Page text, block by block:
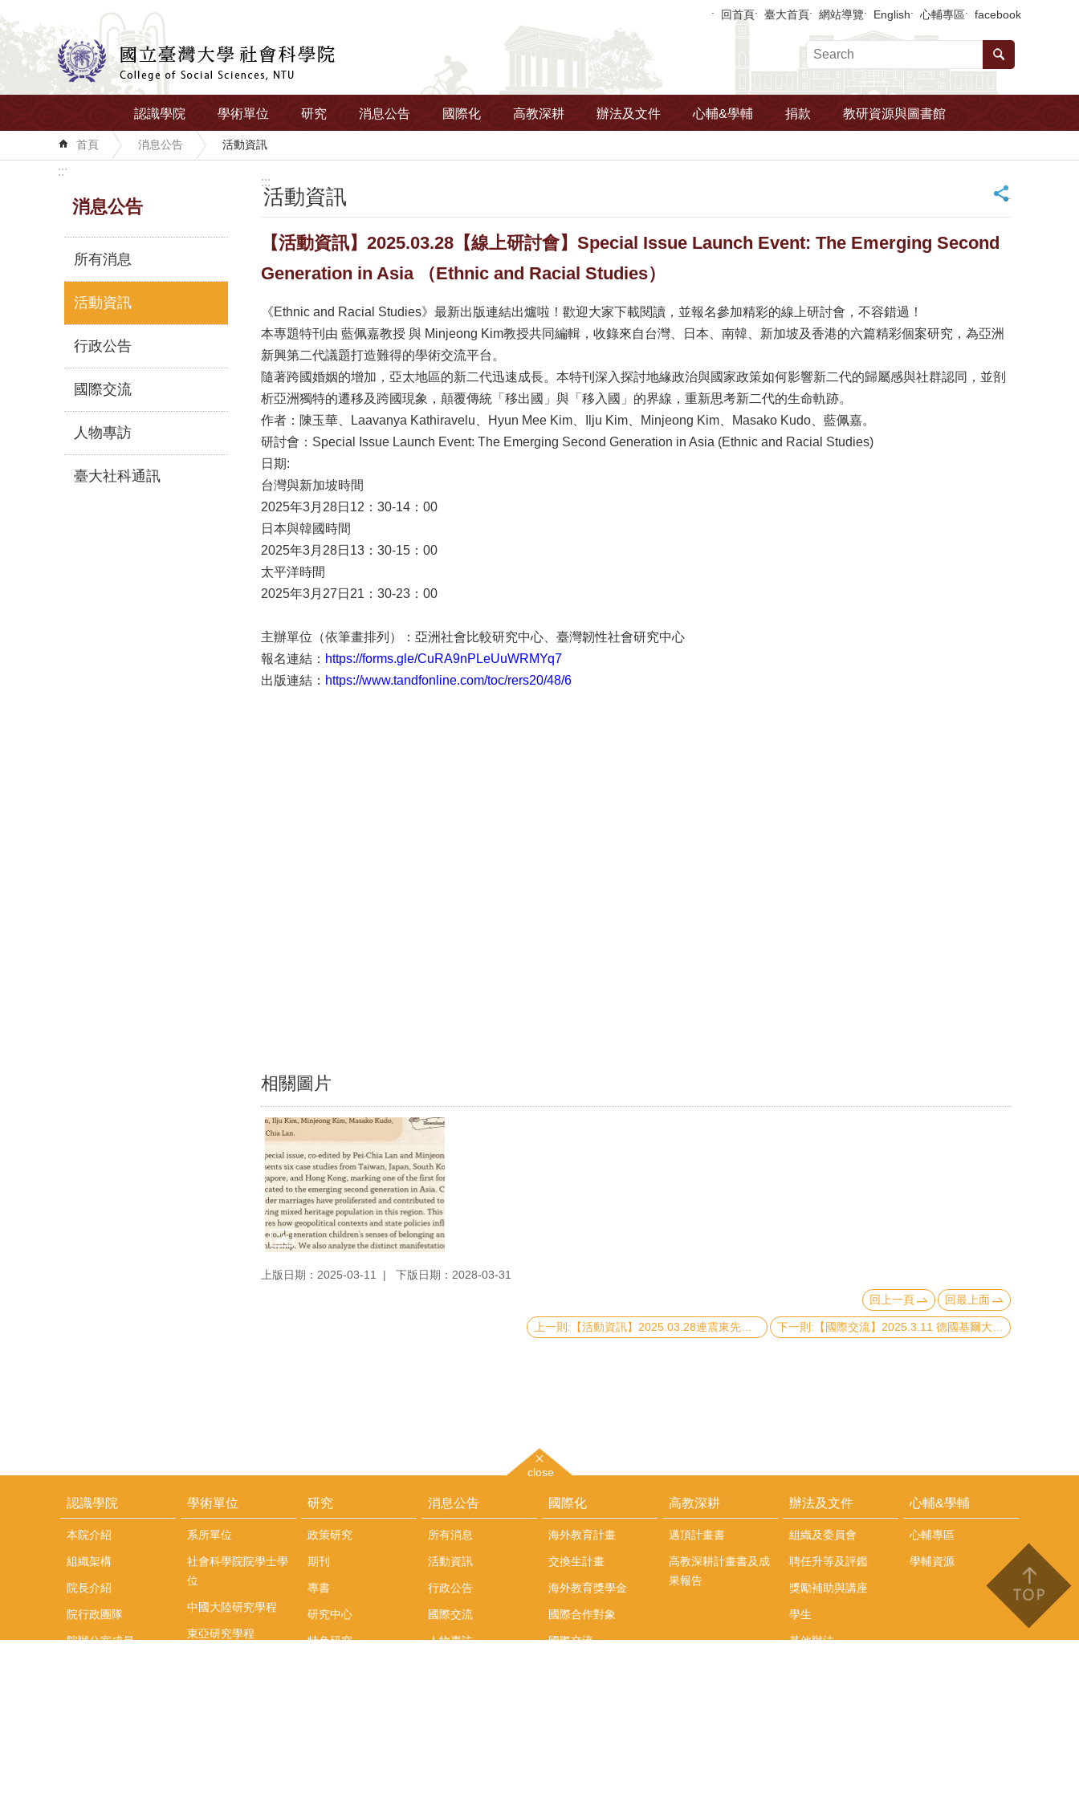
跳到主要內容區塊 回首頁 臺大首頁 網站導覽 English 心輔專區 facebook
認識學院 學術單位 研究 消息公告 國際化 高教深耕 辦法及文件 心輔&學輔 捐款 教研資源與圖書館
首頁 消息公告 活動資訊
:::
消息公告
所有消息
活動資訊
行政公告
國際交流
人物專訪
臺大社科通訊
:::
活動資訊 _
【活動資訊】2025.03.28【線上研討會】Special Issue Launch Event: The Emerging Second
Generation in Asia （Ethnic and Racial Studies）
《Ethnic and Racial Studies》最新出版連結出爐啦！歡迎大家下載閱讀，並報名參加精彩的線上研討會，不容錯過！
本專題特刊由 藍佩嘉教授 與 Minjeong Kim教授共同編輯，收錄來自台灣、日本、南韓、新加坡及香港的六篇精彩個案研究，為亞洲
新興第二代議題打造難得的學術交流平台。
隨著跨國婚姻的增加，亞太地區的新二代迅速成長。本特刊深入探討地緣政治與國家政策如何影響新二代的歸屬感與社群認同，並剖
析亞洲獨特的遷移及跨國現象，顛覆傳統「移出國」與「移入國」的界線，重新思考新二代的生命軌跡。
作者：陳玉華、Laavanya Kathiravelu、Hyun Mee Kim、Ilju Kim、Minjeong Kim、Masako Kudo、藍佩嘉。
研討會：Special Issue Launch Event: The Emerging Second Generation in Asia (Ethnic and Racial Studies)
日期:
台灣與新加坡時間
2025年3月28日12：30-14：00
日本與韓國時間
2025年3月28日13：30-15：00
太平洋時間
2025年3月27日21：30-23：00
主辦單位（依筆畫排列）：亞洲社會比較研究中心、臺灣韌性社會研究中心
報名連結： https://forms.gle/CuRA9nPLeUuWRMYq7
出版連結： https://www.tandfonline.com/toc/rers20/48/6
相關圖片
上版日期：2025-03-11
下版日期：2028-03-31
回上一頁
回最上面
close
認識學院
本院介紹
組織架構
院長介紹
院行政團隊
院辦公室成員
學術單位
系所單位
社會科學院院學士學
位
中國大陸研究學程
東亞研究學程
研究
政策研究
期刊
專書
研究中心
特色研究
消息公告
所有消息
活動資訊
行政公告
國際交流
人物專訪
國際化
海外教育計畫
交換生計畫
海外教育獎學金
國際合作對象
國際交流
高教深耕
邁頂計畫書
高教深耕計畫書及成
果報告
辦法及文件
組織及委員會
聘任升等及評鑑
獎勵補助與講座
學生
其他辦法
心輔&學輔
心輔專區
學輔資源